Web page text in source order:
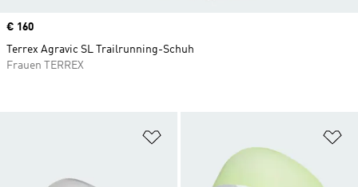
Price
€ 160
Terrex Agravic SL Trailrunning-Schuh
Frauen TERREX